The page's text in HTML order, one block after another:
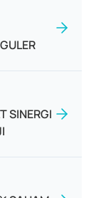
SINERGI